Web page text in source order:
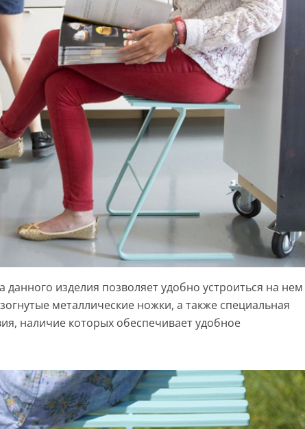
изделия позволяет удобно устроиться на нем
металлические ножки, а также специальная
наличие которых обеспечивает удобное